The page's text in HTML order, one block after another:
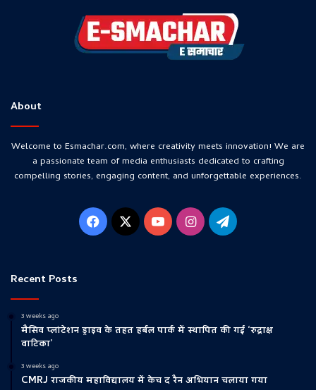
About
Welcome to Esmachar.com, where creativity meets innovation! We are
a passionate team of media enthusiasts dedicated to crafting
compelling stories, engaging content, and unforgettable experiences.
Facebook
X YouTubeInstagramTelegram
Recent Posts
3 weeks ago
मैसिव प्लांटेशन ड्राइव के तहत हर्बल पार्क में स्थापित की गई ‘रुद्राक्ष
वाटिका’
3 weeks ago
CMRJ राजकीय महाविद्यालय में केच द रैन अभियान चलाया गया